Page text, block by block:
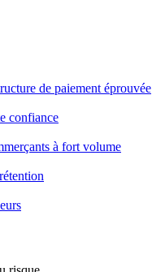
de paiement éprouvée
confiance
à fort volume